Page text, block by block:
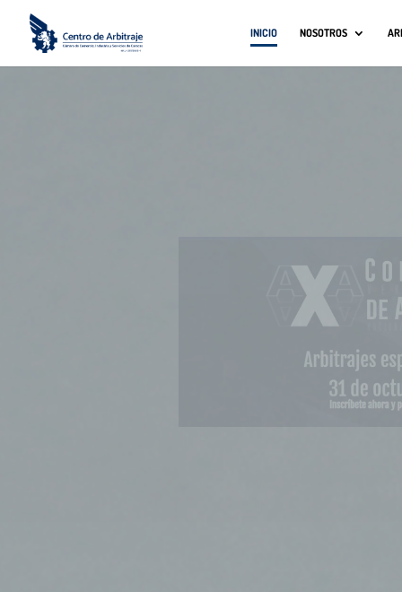
INICIO NOSOTROS